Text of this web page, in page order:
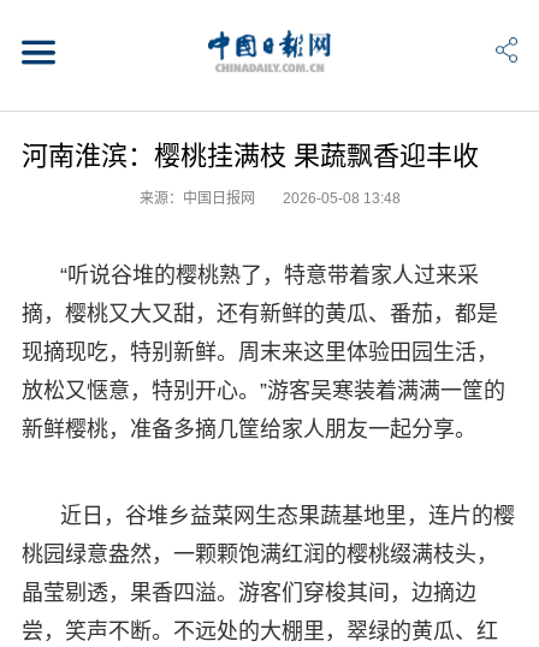
河南淮滨：樱桃挂满枝 果蔬飘香迎丰收
来源：中国日报网 2026-05-08 13:48
“听说谷堆的樱桃熟了，特意带着家人过来采
摘，樱桃又大又甜，还有新鲜的黄瓜、番茄，都是
现摘现吃，特别新鲜。周末来这里体验田园生活，
放松又惬意，特别开心。”游客吴寒装着满满一筐的
新鲜樱桃，准备多摘几筐给家人朋友一起分享。
近日，谷堆乡益菜网生态果蔬基地里，连片的樱
桃园绿意盎然，一颗颗饱满红润的樱桃缀满枝头，
晶莹剔透，果香四溢。游客们穿梭其间，边摘边
尝，笑声不断。不远处的大棚里，翠绿的黄瓜、红